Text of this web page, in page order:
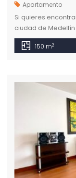
Apartamento
Si quieres
ciudad de
amoblado en el
150 m2